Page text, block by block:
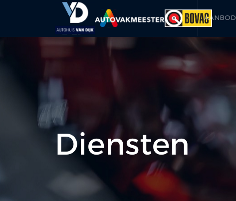
AANBOD
Diensten